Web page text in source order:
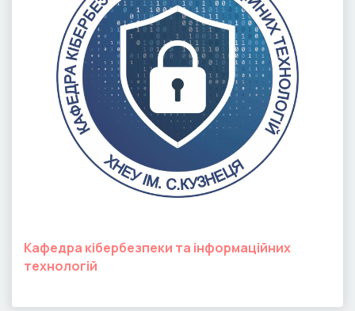
Кафедра кібербезпеки та інформаційних
технологій